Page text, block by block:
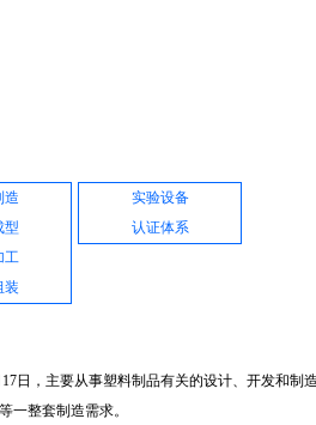
造
型
工
装
实验设备
认证体系
，主要从事塑料制品有关的设计、开发和制
一整套制造需求。